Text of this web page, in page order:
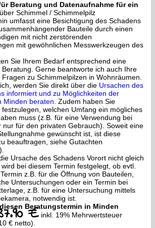
Beratung und Datenaufnahme für ein
über Schimmel / Schimmelpilz
umfasst eine Besichtigung des Schadens
Bauteile durch einen
mit nicht zerstörenden
mit gewöhnlichen Messwerkzeugen des
Sie Ihrem Bedarf entsprechend eine
Gerne beantworte ich auch Ihre
zu Schimmelpilzen in Wohnräumen.
werden Sie direkt über die Ursachen des
informiert und zu Möglichkeiten der
Minden beraten . Zudem haben Sie
welchen Umfang ein mögliches
muss (z.B. für eine Verwendung bei
nur für den privaten Gebrauch). Soweit eine
gewünscht ist, ist diese
beauftragen, siehe Gutachten
Ursache des Schadens Vorort nicht gleich
bei diesem Termin festgelegt, ob evtl.
z.B. für die Öffnung von Bauteilen,
Untersuchungen oder ein Termin bei
z.B. für eine Untersuchung mittels
notwendig ist.
Beratungstermin in Minden
€ inkl. 19% Mehrwertsteuer
€ netto).